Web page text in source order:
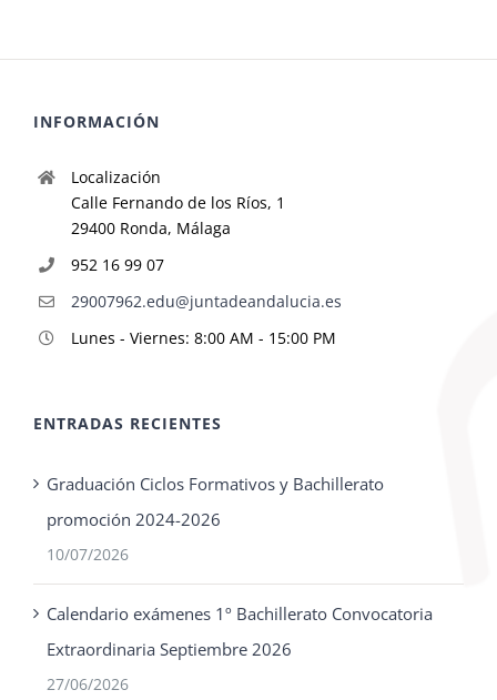
INFORMACIÓN
Localización
Calle Fernando de los Ríos, 1
29400 Ronda, Málaga
952 16 99 07
29007962.edu@juntadeandalucia.es
Lunes - Viernes: 8:00 AM - 15:00 PM
ENTRADAS RECIENTES
Graduación Ciclos Formativos y Bachillerato
promoción 2024-2026
10/07/2026
Calendario exámenes 1º Bachillerato Convocatoria
Extraordinaria Septiembre 2026
27/06/2026